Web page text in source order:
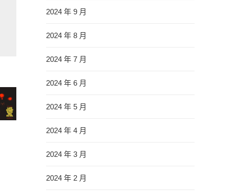
2024 年 9 月
2024 年 8 月
2024 年 7 月
2024 年 6 月
2024 年 5 月
2024 年 4 月
2024 年 3 月
2024 年 2 月